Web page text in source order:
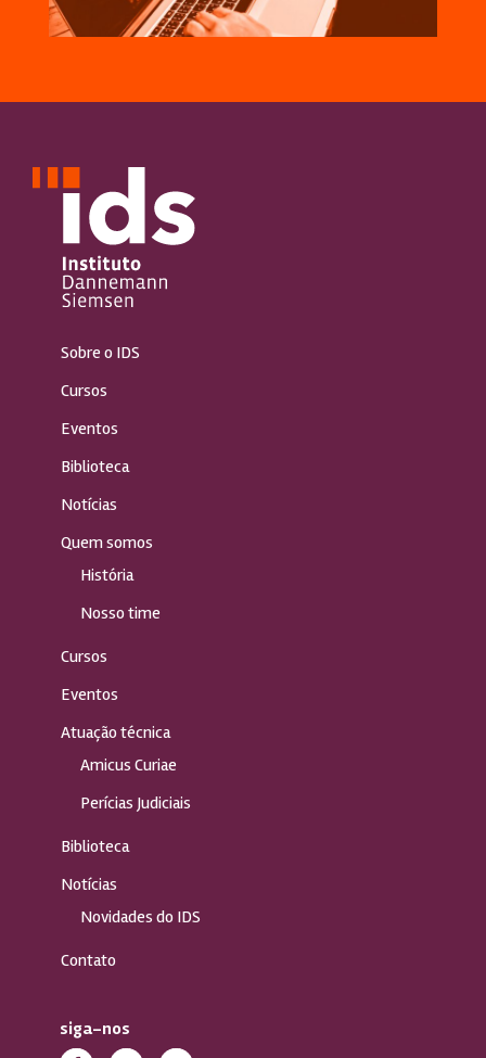
Sobre o IDS
Cursos
Eventos
Biblioteca
Notícias
Quem somos
História
Nosso time
Cursos
Eventos
Atuação técnica
Amicus Curiae
Perícias Judiciais
Biblioteca
Notícias
Novidades do IDS
Contato
siga-nos